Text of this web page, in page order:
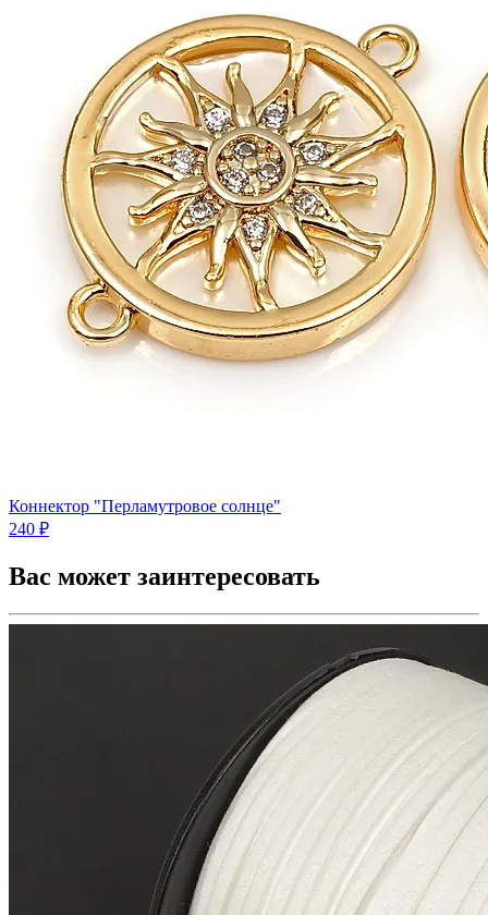
Коннектор "Перламутровое солнце"
240 ₽
Вас может заинтересовать